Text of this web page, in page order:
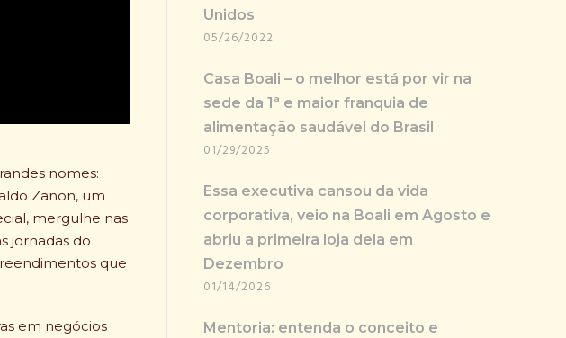
nomes:
Zanon, um
mergulhe nas
jornadas do
que
em negócios
Unidos
05/26/2022
Casa Boali – o melhor está por vir na
sede da 1ª e maior franquia de
alimentação saudável do Brasil
01/29/2025
Essa executiva cansou da vida
corporativa, veio na Boali em Agosto e
abriu a primeira loja dela em
Dezembro
01/14/2026
Mentoria: entenda o conceito e